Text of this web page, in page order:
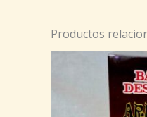
Productos